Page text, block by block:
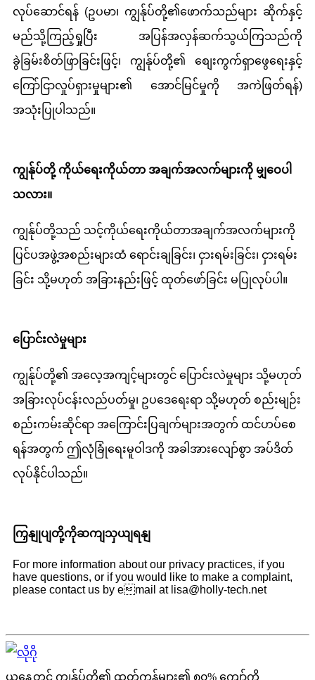
လုပ်ဆောင်ရန် (ဥပမာ၊ ကျွန်ုပ်တို့၏ဖောက်သည်များ ဆိုက်နှင့်
မည်သို့ကြည့်ရှုပြီး အပြန်အလှန်ဆက်သွယ်ကြသည်ကို
ခွဲခြမ်းစိတ်ဖြာခြင်းဖြင့်၊ ကျွန်ုပ်တို့၏ စျေးကွက်ရှာဖွေရေးနှင့်
ကြော်ငြာလှုပ်ရှားမှုများ၏ အောင်မြင်မှုကို အကဲဖြတ်ရန်)
အသုံးပြုပါသည်။
ကျွန်ုပ်တို့ ကိုယ်ရေးကိုယ်တာ အချက်အလက်များကို မျှဝေပါ
သလား။
ကျွန်ုပ်တို့သည် သင့်ကိုယ်ရေးကိုယ်တာအချက်အလက်များကို
ပြင်ပအဖွဲ့အစည်းများထံ ရောင်းချခြင်း၊ ငှားရမ်းခြင်း၊ ငှားရမ်း
ခြင်း သို့မဟုတ် အခြားနည်းဖြင့် ထုတ်ဖော်ခြင်း မပြုလုပ်ပါ။
ပြောင်းလဲမှုများ
ကျွန်ုပ်တို့၏ အလေ့အကျင့်များတွင် ပြောင်းလဲမှုများ သို့မဟုတ်
အခြားလုပ်ငန်းလည်ပတ်မှု၊ ဥပဒေရေးရာ သို့မဟုတ် စည်းမျဉ်း
စည်းကမ်းဆိုင်ရာ အကြောင်းပြချက်များအတွက် ထင်ဟပ်စေ
ရန်အတွက် ဤလုံခြုံရေးမူဝါဒကို အခါအားလျော်စွာ အပ်ဒိတ်
လုပ်နိုင်ပါသည်။
ကြှနျုပျတို့ကိုဆကျသှယျရနျ
For more information about our privacy practices, if you
have questions, or if you would like to make a complaint,
please contact us by email at lisa@holly-tech.net
ယနေ့တွင် ကျွန်ုပ်တို့၏ ထုတ်ကုန်များ၏ ၈၀% ကျော်ကို